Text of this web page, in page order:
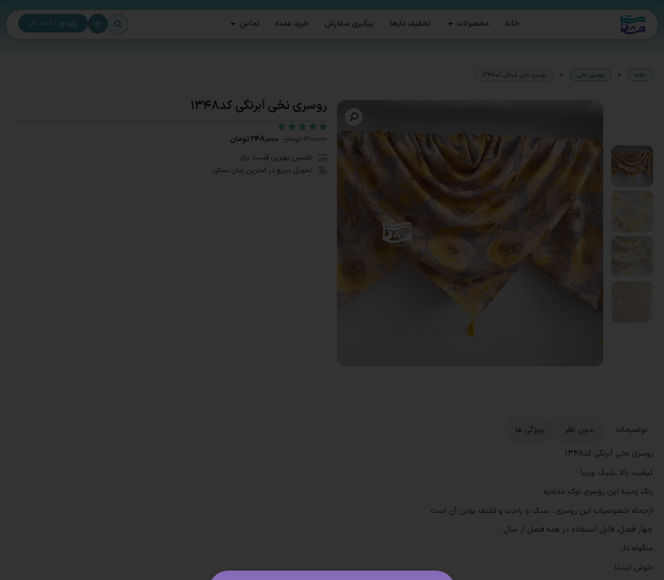
خانه محصولات تخفیف دارها پیگیری سفارش خرید عمده تماس 0 ورود | ثبت نام
خانه » روسری نخی » روسری نخی آبرنگی کد۱۳۴۸
روسری نخی آبرنگی کد۱۳۴۸
۳۱۰,۰۰۰ تومان ۲۴۸,۰۰۰تومان
تضمین بهترین قیمت بازار
تحویل سریع در کمترین زمان ممکن
توضیحات بدون نظر
ویژگی ها
روسری نخی آبرنگی کد۱۳۴۸
کیفیت بالا ،شیک وزیبا
رنگ زمینه این روسری نوک مدادیه
ازجمله خصوصیات این روسری ، سبک و راحت و لطیف بودن آن است.
چهار فصل، قابل استفاده در همه فصل از سال .
منگوله دار
خوش ایستا